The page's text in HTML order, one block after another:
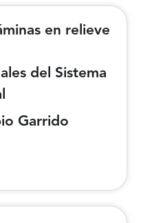
en relieve
del Sistema
Garrido